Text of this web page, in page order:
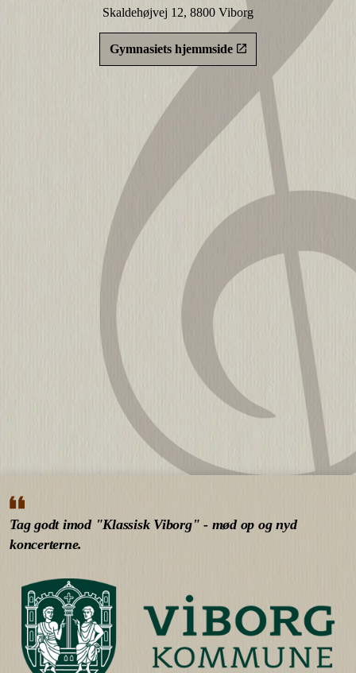
Skaldehøjvej 12, 8800 Viborg
Gymnasiets hjemmside
Tag godt imod "Klassisk Viborg" - mød op og nyd
koncerterne.